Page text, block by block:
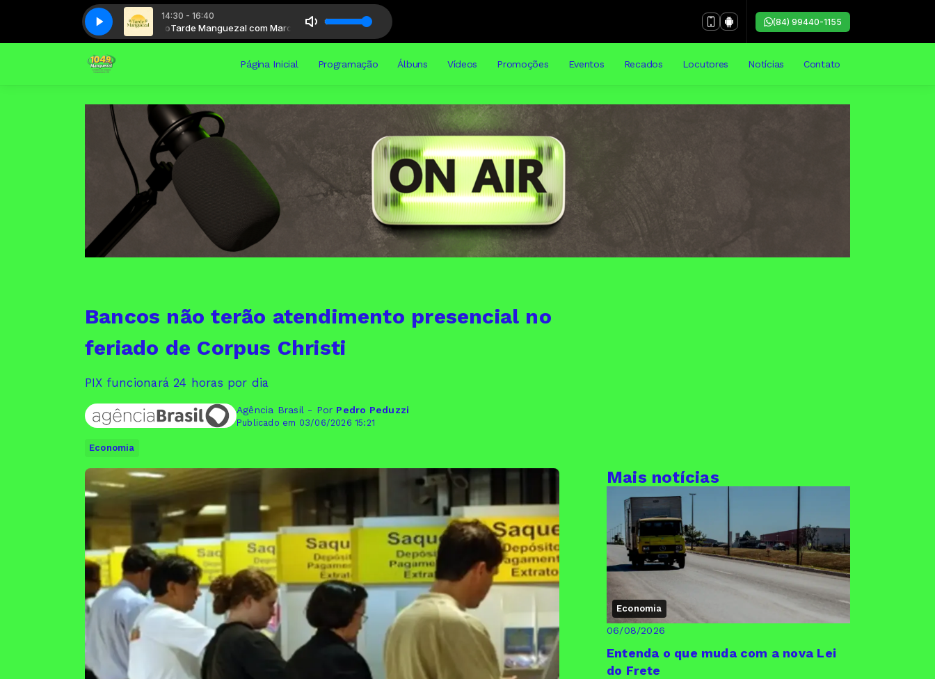
14:30 - 16:40
Manguezal com MarcelinhoTarde Manguezal com Marcelinho
(84) 99440-1155
Página Inicial Programação Álbuns Vídeos Promoções Eventos Recados Locutores Notícias Contato
Bancos não terão atendimento presencial no
feriado de Corpus Christi
PIX funcionará 24 horas por dia
Agência Brasil - Por Pedro Peduzzi
Publicado em 03/06/2026 15:21
Economia
Mais notícias
Economia
06/08/2026
Entenda o que muda com a nova Lei
do Frete